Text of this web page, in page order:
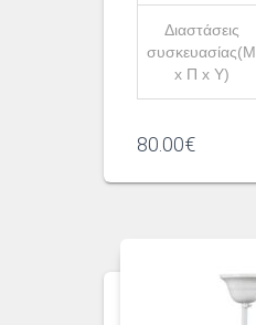
Διαστάσεις
συσκευασίας(Μ
x Π x Υ)
80.00€